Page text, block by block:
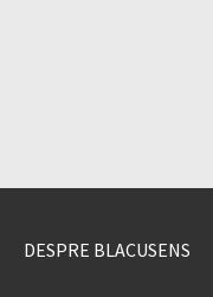
DESPRE BLACUSENS